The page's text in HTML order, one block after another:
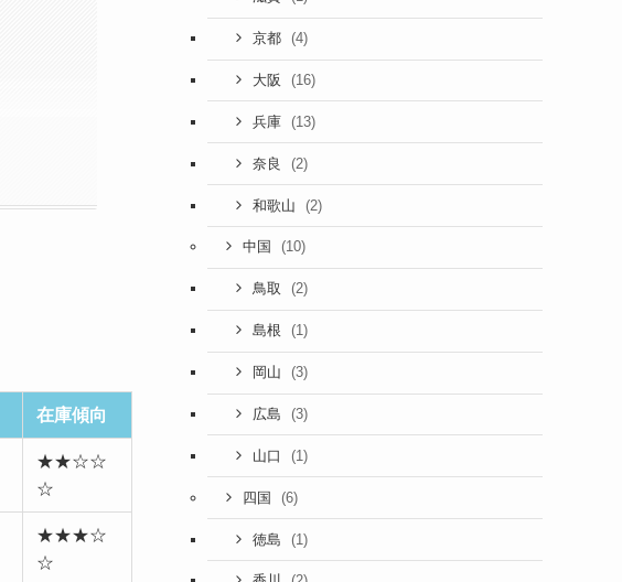
在庫傾向
★★☆☆
☆
★★★☆
☆
京都 (4)
大阪 (16)
兵庫 (13)
奈良 (2)
和歌山 (2)
中国 (10)
鳥取 (2)
島根 (1)
岡山 (3)
広島 (3)
山口 (1)
四国 (6)
徳島 (1)